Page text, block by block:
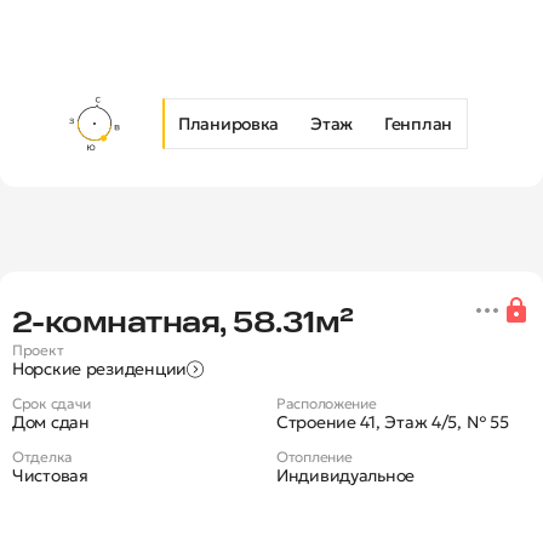
Планировка Этаж Генплан
Новая 2-комнатная квартира в
2‑комнатная, 58.31м²
Проект
Норские резиденции
Срок сдачи
Дом сдан
Расположение
Строение 41, Этаж 4/5, № 55
Отделка
Чистовая
Отопление
Индивидуальное